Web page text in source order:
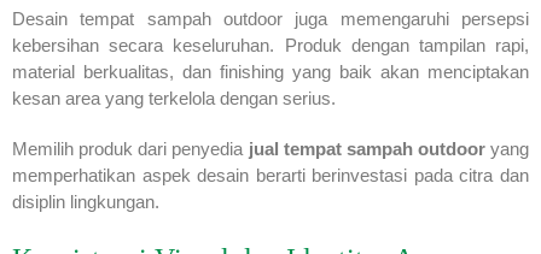
Desain tempat sampah outdoor juga memengaruhi persepsi
kebersihan secara keseluruhan. Produk dengan tampilan rapi,
material berkualitas, dan finishing yang baik akan menciptakan
kesan area yang terkelola dengan serius.
Memilih produk dari penyedia jual tempat sampah outdooryang
memperhatikan aspek desain berarti berinvestasi pada citra dan
disiplin lingkungan.